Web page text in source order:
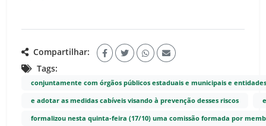
Compartilhar:
Tags:
conjuntamente com órgãos públicos estaduais e municipais e
e adotar as medidas cabíveis visando à prevenção desses riscos
formalizou nesta quinta-feira (17/10) uma comissão formada por